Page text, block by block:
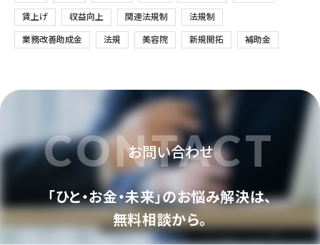
賃上げ 収益向上 関連法規制 法規制
業務改善助成金 法規 美容院 新規開拓 補助金
CONTACT
お問い合わせ
「ひと・お金・未来」のお悩み解決は、
無料相談から。